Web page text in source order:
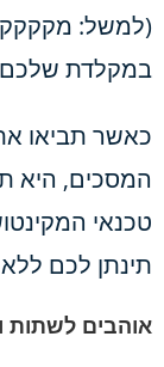
(למשל:
במקלדת שלכם
כאשר תביאו
המסכים, היא
טכנאי
תינתן לכם
אוהבים לשתות